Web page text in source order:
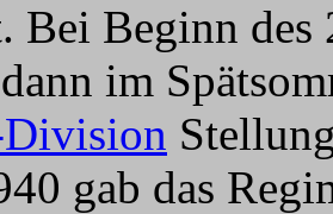
Bei Beginn des
im
gab das